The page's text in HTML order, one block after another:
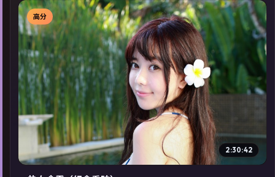
▶
高分
2:30:42